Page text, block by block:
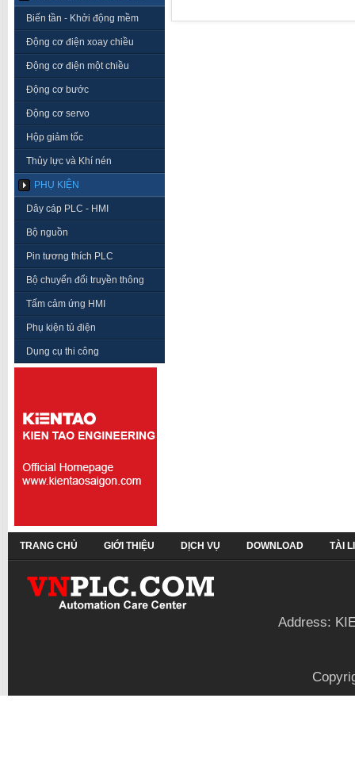
Biến tần - Khởi động mềm
Động cơ điện xoay chiều
Động cơ điện một chiều
Động cơ bước
Động cơ servo
Hộp giảm tốc
Thủy lực và Khí nén
PHỤ KIỆN
Dây cáp PLC - HMI
Bộ nguồn
Pin tương thích PLC
Bộ chuyển đổi truyền thông
Tấm cảm ứng HMI
Phụ kiện tủ điện
Dụng cụ thi công
TRANG CHỦ GIỚI THIỆU DỊCH VỤ DOWNLOAD TÀI
Address: